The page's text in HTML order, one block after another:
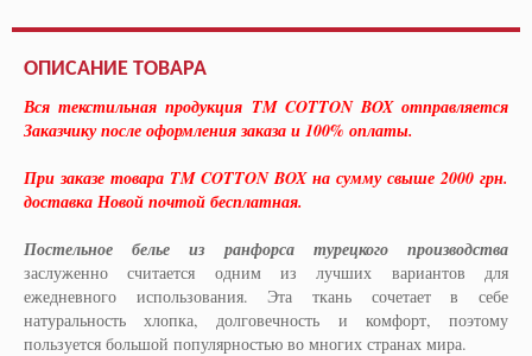
ОПИСАНИЕ ТОВАРА
Вся текстильная продукция TM COTTON BOXотправляется
Заказчику после оформления заказа и 100% оплаты.
При заказе товара TM COTTON BOX на сумму свыше 2000 грн.
доставка Новой почтой бесплатная.
Постельное белье из ранфорса турецкого производства
заслуженно считается одним из лучших вариантов для
ежедневного использования. Эта ткань сочетает в себе
натуральность хлопка, долговечность и комфорт, поэтому
пользуется большой популярностью во многих странах мира.